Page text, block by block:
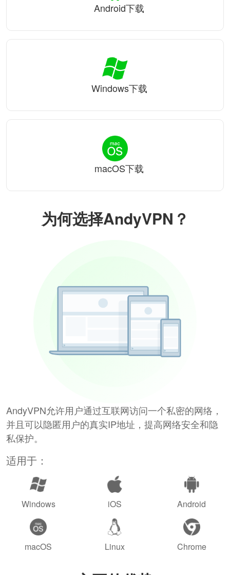
为何选择AndyVPN？
AndyVPN允许用户通过互联网访问一个私密的网络，
并且可以隐匿用户的真实IP地址，提高网络安全和隐
私保护。
适用于：
Windows iOS Android
macOS Linux Chrome
Android下载
Windows下载
macOS下载